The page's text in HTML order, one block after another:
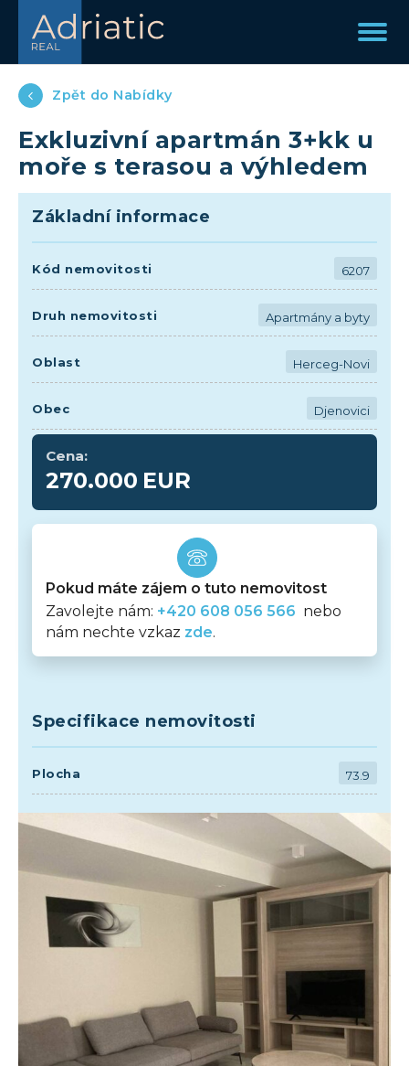
Zpět do Nabídky
Exkluzivní apartmán 3+kk u
moře s terasou a výhledem
Základní informace
Kód nemovitosti 6207
Druh nemovitosti Apartmány a byty
Oblast Herceg-Novi
Obec Djenovici
Cena:
270.000 EUR
Pokud máte zájem o tuto nemovitost
Zavolejte nám: +420 608 056 566 nebo
nám nechte vzkaz zde.
Specifikace nemovitosti
Plocha 73.9